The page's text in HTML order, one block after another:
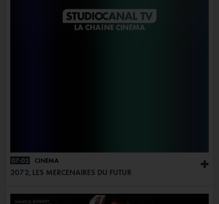
+
07:02 CINÉMA
2072, LES MERCENAIRES DU FUTUR